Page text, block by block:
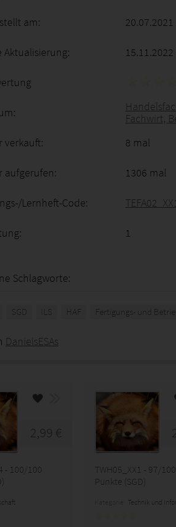
am:
Aktualisierung: 15.11.2022
Fachwirt,
verkauft:
8 mal
aufgerufen: 1306 mal
Lernheft-Code:
1
Schlagworte:
SGD ILS HAF Fertigungs- und
DanielsESAs
2,99 €
- 100/100
TWH05_XX1 - 97/100
Punkte (SGD)
Technik und